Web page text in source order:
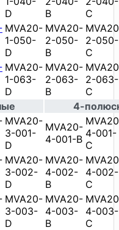
D
B
C
MVA20-
1-050-
D
MVA20-
2-050-
B
2-050-
C
MVA20-
1-063-
D
MVA20-
2-063-
B
2-063-
C
4-
MVA20-
3-001-
D
MVA20-
4-001-B 4-001-
C
MVA20-
3-002-
D
MVA20-
4-002-
B
4-002-
C
MVA20-
3-003-
D
MVA20-
4-003-
B
4-003-
C